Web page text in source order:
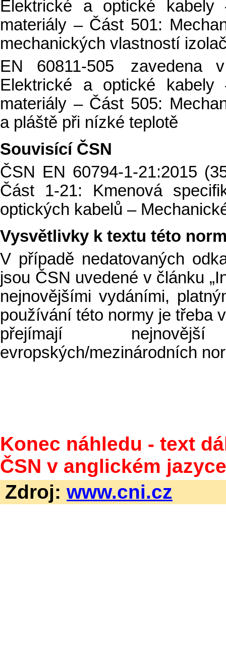
Elektrické a optické
materiály – Část 501:
mechanických vlastností
EN 60811-505 zavedena
Elektrické a optické
materiály – Část 505:
a pláště při nízké teplotě
Souvisící ČSN
ČSN EN 60794-1-21:2015
Část 1-21: Kmenová
optických kabelů –
Vysvětlivky k textu této
V případě nedatovaných
jsou ČSN uvedené v článku
nejnovějšími vydáními,
používání této normy je třeba
přejímají
evropských/mezinárodních
Konec náhledu - text
ČSN v anglickém
Zdroj: www.cni.cz